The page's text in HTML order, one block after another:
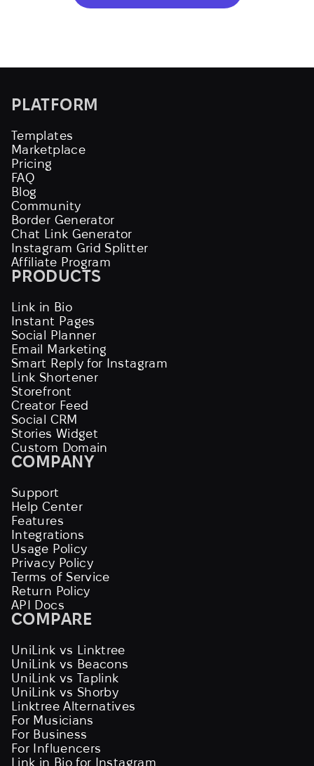
PLATFORM
Templates
Marketplace
Pricing
FAQ
Blog
Community
Border Generator
Chat Link Generator
Instagram Grid Splitter
Affiliate Program
PRODUCTS
Link in Bio
Instant Pages
Social Planner
Email Marketing
Smart Reply for Instagram
Link Shortener
Storefront
Creator Feed
Social CRM
Stories Widget
Custom Domain
COMPANY
Support
Help Center
Features
Integrations
Usage Policy
Privacy Policy
Terms of Service
Return Policy
API Docs
COMPARE
UniLink vs Linktree
UniLink vs Beacons
UniLink vs Taplink
UniLink vs Shorby
Linktree Alternatives
For Musicians
For Business
For Influencers
Link in Bio for Instagram